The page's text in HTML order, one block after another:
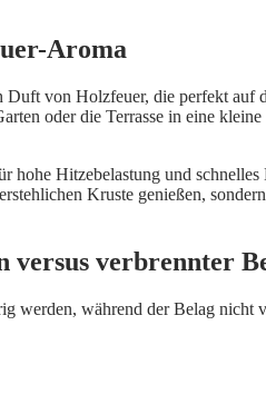
Aroma
von Holzfeuer, die perfekt auf
oder die Terrasse in eine
Hitzebelastung und
Kruste genießen,
versus verbrennter
während der Belag nicht